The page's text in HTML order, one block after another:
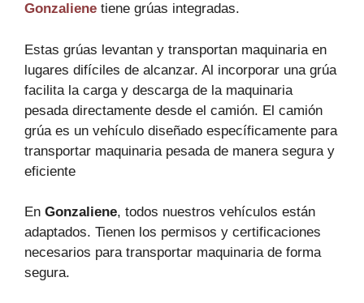
Gonzaliene tiene grúas integradas.
Estas grúas levantan y transportan maquinaria en
lugares difíciles de alcanzar. Al incorporar una grúa
facilita la carga y descarga de la maquinaria
pesada directamente desde el camión. El camión
grúa es un vehículo diseñado específicamente para
transportar maquinaria pesada de manera segura y
eficiente
En Gonzaliene, todos nuestros vehículos están
adaptados. Tienen los permisos y certificaciones
necesarios para transportar maquinaria de forma
segura.